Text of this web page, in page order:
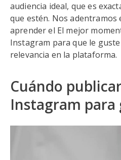
audiencia ideal, que es
que estén. Nos adentramos
aprender el El mejor
Instagram para que le
relevancia en la plataforma.
Cuándo
Instagram para